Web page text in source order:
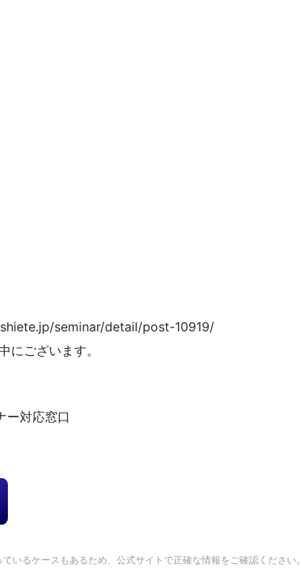
seminar/detail/post-10919/
にございます。
ー対応窓口
いるケースもあるため、公式サイトで正確な情報をご確認ください。